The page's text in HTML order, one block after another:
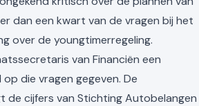
dan een kwart van de vragen bij het
over de youngtimerregeling.
van Financiën een
die vragen gegeven. De
de cijfers van Stichting Autobelangen